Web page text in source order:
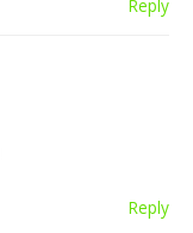
Reply
Reply